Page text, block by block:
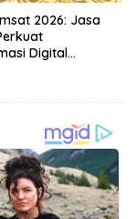
2026: Jasa
Digital
Publik